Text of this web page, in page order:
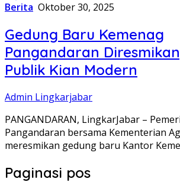
Berita Oktober 30, 2025
Gedung Baru Kemenag
Pangandaran
Publik Kian Modern
Admin Lingkarjabar
PANGANDARAN, LingkarJabar –
Pangandaran bersama Kementerian
meresmikan gedung baru Kantor
Paginasi pos